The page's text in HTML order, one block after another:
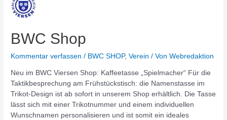
BWC Shop
Kommentar verfassen / BWC SHOP,Verein / VonWebredaktion
Neu im BWC Viersen Shop: Kaffeetasse „Spielmacher“ Für die
Taktikbesprechung am Frühstückstisch: die Namenstasse im
Trikot-Design ist ab sofort in unserem Shop erhältlich. Die Tasse
lässt sich mit einer Trikotnummer und einem individuellen
Wunschnamen personalisieren und ist somit ein ideales